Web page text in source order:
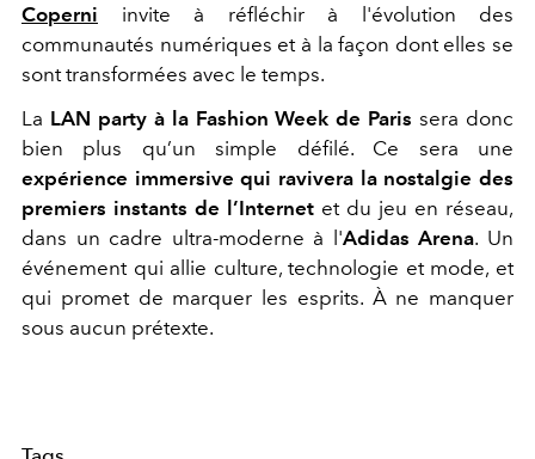
Coperni invite à réfléchir à l'évolution des
communautés numériques et à la façon dont elles se
sont transformées avec le temps.
La LAN party à la Fashion Week de Parissera donc
bien plus qu’un simple défilé. Ce sera une
expérience immersive qui ravivera la nostalgie des
premiers instants de l’Internet et du jeu en réseau,
dans un cadre ultra-moderne à l'Adidas Arena. Un
événement qui allie culture, technologie et mode, et
qui promet de marquer les esprits. À ne manquer
sous aucun prétexte.